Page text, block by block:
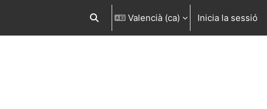
Commuta l'entrada de la cerca
Valencià ‎(ca)‎ Inicia la sessió